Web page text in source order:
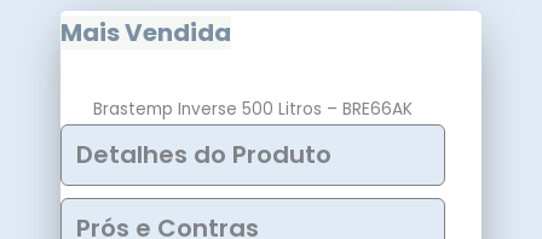
Mais Vendida
Brastemp Inverse 500 Litros – BRE66AK
Detalhes do Produto
Prós e Contras